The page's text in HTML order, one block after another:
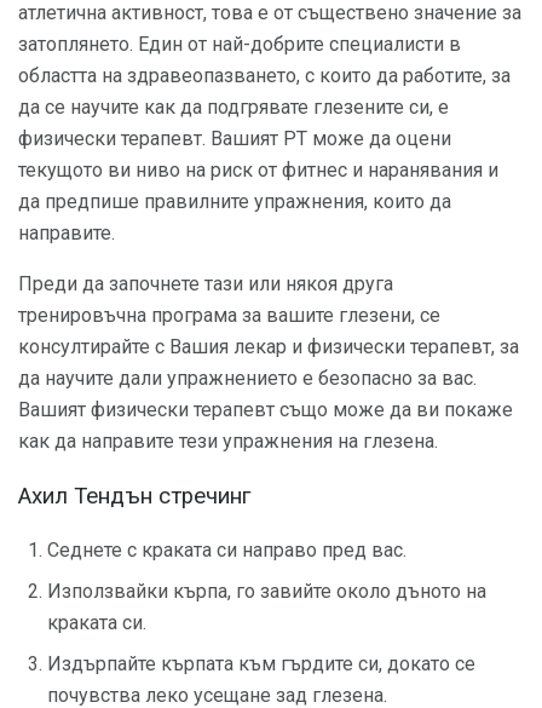
атлетична активност, това е от съществено значение за
затоплянето. Един от най-добрите специалисти в
областта на здравеопазването, с които да работите, за
да се научите как да подгрявате глезените си, е
физически терапевт. Вашият PT може да оцени
текущото ви ниво на риск от фитнес и наранявания и
да предпише правилните упражнения, които да
направите.
Преди да започнете тази или някоя друга
тренировъчна програма за вашите глезени, се
консултирайте с Вашия лекар и физически терапевт, за
да научите дали упражнението е безопасно за вас.
Вашият физически терапевт също може да ви покаже
как да направите тези упражнения на глезена.
Ахил Тендън стречинг
Седнете с краката си направо пред вас.
Използвайки кърпа, го завийте около дъното на
краката си.
Издърпайте кърпата към гърдите си, докато се
почувства леко усещане зад глезена.